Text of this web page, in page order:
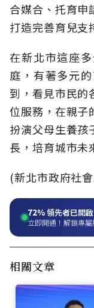
合媒合、托育申
打造完善育兒支
在新北市這座
庭，有著多元
到，看見市民的
位服務，在親子
扮演父母生養孩
長，培育城市未
(新北市政府社
72%領先者已開啟
立即開通！解鎖專屬
相關文章